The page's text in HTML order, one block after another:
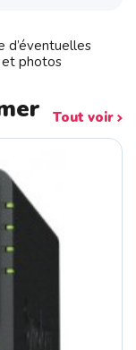
d’éventuelles
et photos
Tout voir